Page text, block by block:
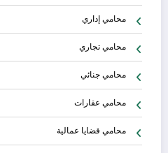
محامي إداري
محامي تجاري
محامي جنائي
محامي عقارات
محامي قضايا عمالية